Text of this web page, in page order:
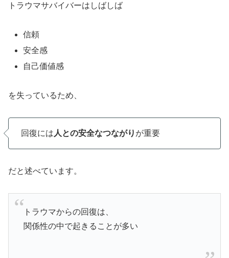
トラウマサバイバーはしばしば
信頼
安全感
自己価値感
を失っているため、
回復には 人との安全なつながり が重要
だと述べています。
トラウマからの回復は、
関係性の中で起きることが多い